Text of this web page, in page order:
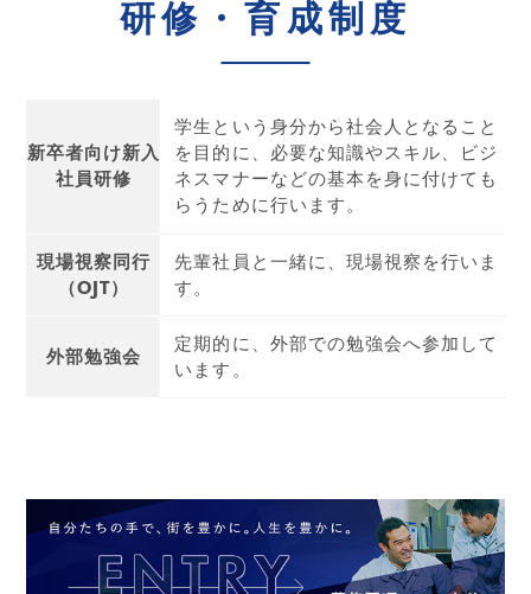
研修・育成制度
新卒者向け新入
社員研修
学生という身分から社会人となること
を目的に、必要な知識やスキル、ビジ
ネスマナーなどの基本を身に付けても
らうために行います。
現場視察同行
（OJT）
先輩社員と一緒に、現場視察を行いま
す。
外部勉強会
定期的に、外部での勉強会へ参加して
います。